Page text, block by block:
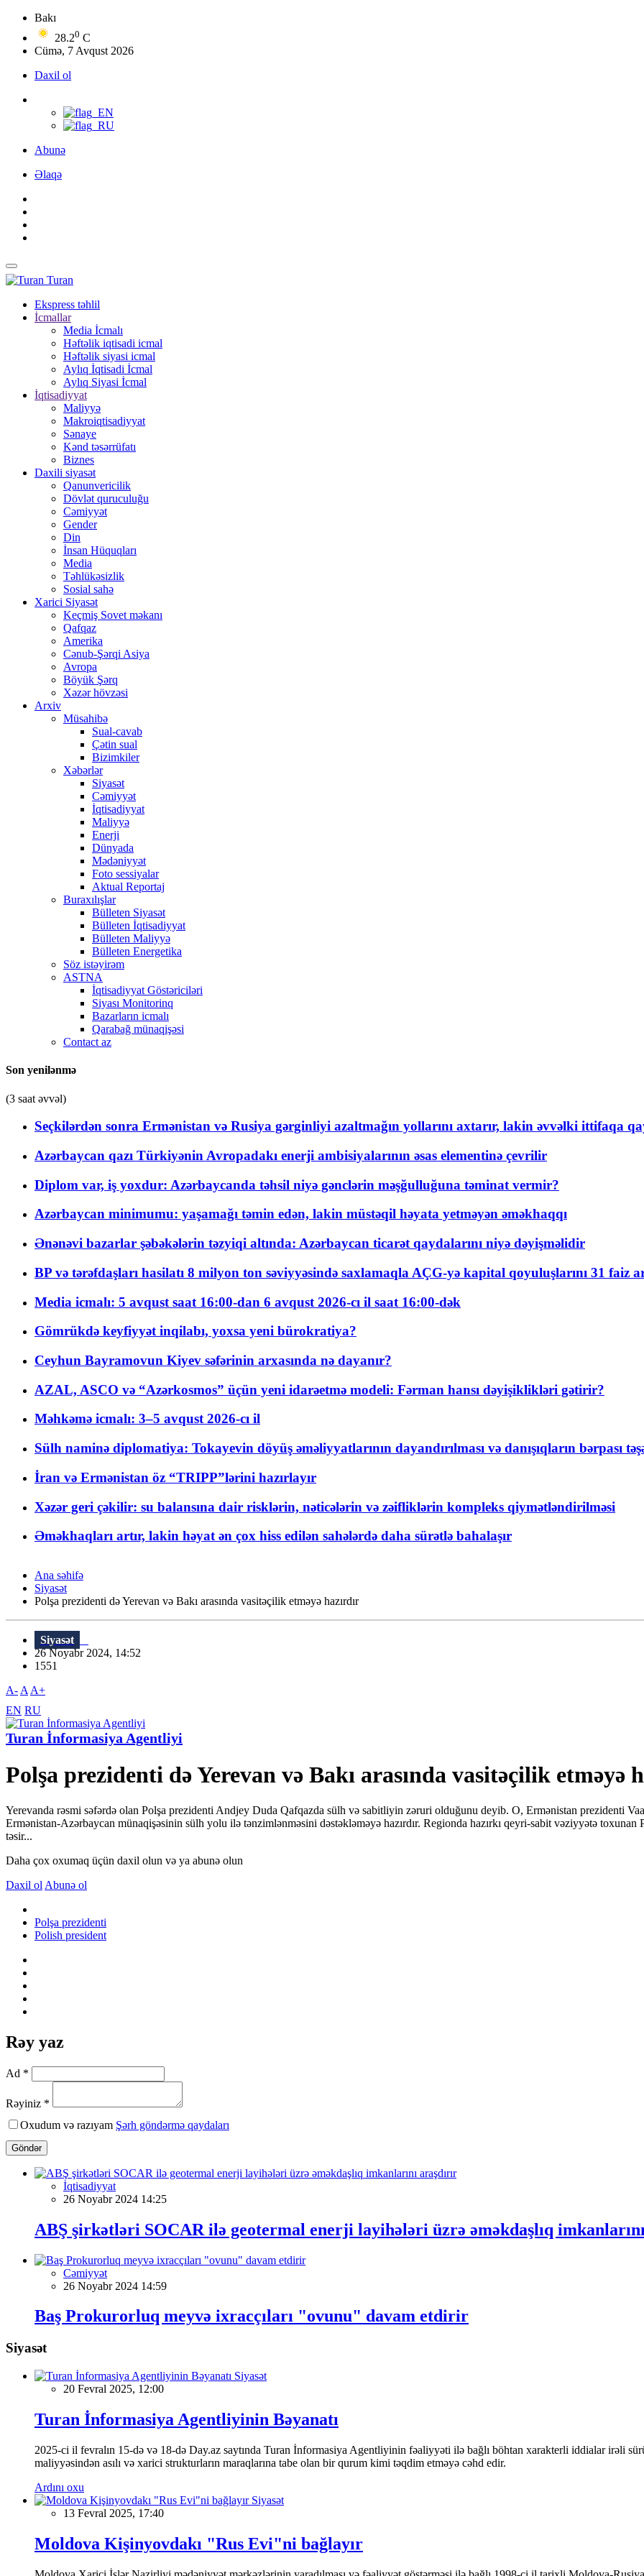
Bakı
28.20 C
Cümə, 7 Avqust 2026
Daxil ol
Abunə
Əlaqə
Turan
Ekspress təhlil
İcmallar
Media İcmalı
Həftəlik iqtisadi icmal
Həftəlik siyasi icmal
Aylıq İqtisadi İcmal
Aylıq Siyasi İcmal
İqtisadiyyat
Maliyyə
Makroiqtisadiyyat
Sənaye
Kənd təsərrüfatı
Biznes
Daxili siyasət
Qanunvericilik
Dövlət quruculuğu
Cəmiyyət
Gender
Din
İnsan Hüquqları
Media
Təhlükəsizlik
Sosial sahə
Xarici Siyasət
Keçmiş Sovet məkanı
Qafqaz
Amerika
Cənub-Şərqi Asiya
Avropa
Böyük Şərq
Xəzər hövzəsi
Arxiv
Müsahibə
Sual-cavab
Çətin sual
Bizimkiler
Xəbərlər
Siyasət
Cəmiyyət
İqtisadiyyat
Maliyyə
Enerji
Dünyada
Mədəniyyət
Foto sessiyalar
Aktual Reportaj
Buraxılışlar
Bülleten Siyasət
Bülleten İqtisadiyyat
Bülleten Maliyyə
Bülleten Energetika
Söz istəyirəm
ASTNA
İqtisadiyyat Göstəriciləri
Siyası Monitorinq
Bazarların icmalı
Qarabağ münaqişəsi
Contact az
Son yenilənmə
(3 saat əvvəl)
Seçkilərdən sonra Ermənistan və Rusiya gərginliyi azaltmağın yollarını axtarır, lakin əvvəlki ittifaqa
Azərbaycan qazı Türkiyənin Avropadakı enerji ambisiyalarının əsas elementinə çevrilir
Diplom var, iş yoxdur: Azərbaycanda təhsil niyə gənclərin məşğulluğuna təminat vermir?
Azərbaycan minimumu: yaşamağı təmin edən, lakin müstəqil həyata yetməyən əməkhaqqı
Ənənəvi bazarlar şəbəkələrin təzyiqi altında: Azərbaycan ticarət qaydalarını niyə dəyişməlidir
BP və tərəfdaşları hasilatı 8 milyon ton səviyyəsində saxlamaqla AÇG-yə kapital qoyuluşlarını 31 faiz
Media icmalı: 5 avqust saat 16:00-dan 6 avqust 2026-cı il saat 16:00-dək
Gömrükdə keyfiyyət inqilabı, yoxsa yeni bürokratiya?
Ceyhun Bayramovun Kiyev səfərinin arxasında nə dayanır?
AZAL, ASCO və “Azərkosmos” üçün yeni idarəetmə modeli: Fərman hansı dəyişiklikləri gətirir?
Məhkəmə icmalı: 3–5 avqust 2026-cı il
Sülh naminə diplomatiya: Tokayevin döyüş əməliyyatlarının dayandırılması və danışıqların bərpası
İran və Ermənistan öz “TRIPP”lərini hazırlayır
Xəzər geri çəkilir: su balansına dair risklərin, nəticələrin və zəifliklərin kompleks qiymətləndirilməsi
Əməkhaqları artır, lakin həyat ən çox hiss edilən sahələrdə daha sürətlə bahalaşır
Ana səhifə
Siyasət
Polşa prezidenti də Yerevan və Bakı arasında vasitəçilik etməyə hazırdır
Siyasət
26 Noyabr 2024, 14:52
1551
A- A A+
EN RU
Turan İnformasiya Agentliyi
Polşa prezidenti də Yerevan və Bakı arasında vasitəçilik etməyə
Yerevanda rəsmi səfərdə olan Polşa prezidenti Andjey Duda Qafqazda sülh və sabitliyin zəruri olduğunu deyib. O, Ermənistan prezidenti
Ermənistan-Azərbaycan münaqişəsinin sülh yolu ilə tənzimlənməsini dəstəkləməyə hazırdır. Regionda hazırkı qeyri-sabit vəziyyətə
təsir...
Daha çox oxumaq üçün daxil olun və ya abunə olun
Daxil ol Abunə ol
Polşa prezidenti
Polish president
Rəy yaz
Ad *
Rəyiniz *
Oxudum və razıyam Şərh göndərmə qaydaları
Göndər
İqtisadiyyat
26 Noyabr 2024 14:25
ABŞ şirkətləri SOCAR ilə geotermal enerji layihələri üzrə əməkdaşlıq
Cəmiyyət
26 Noyabr 2024 14:59
Baş Prokurorluq meyvə ixracçıları "ovunu" davam etdirir
Siyasət
Siyasət
20 Fevral 2025, 12:00
Turan İnformasiya Agentliyinin Bəyanatı
2025-ci il fevralın 15-də və 18-də Day.az saytında Turan İnformasiya Agentliyinin fəaliyyəti ilə bağlı böhtan xarakterli iddialar irəli
maliyyəsindən asılı və xarici strukturların maraqlarına tabe olan bir qurum kimi təqdim etməyə cəhd edir.
Ardını oxu
Siyasət
13 Fevral 2025, 17:40
Moldova Kişinyovdakı "Rus Evi"ni bağlayır